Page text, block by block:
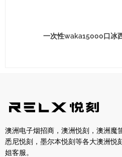
一次性waka15000口冰
澳洲电子烟招商，澳洲悦刻，澳洲魔
悉尼悦刻，墨尔本悦刻等各大澳洲悦
姐客服。